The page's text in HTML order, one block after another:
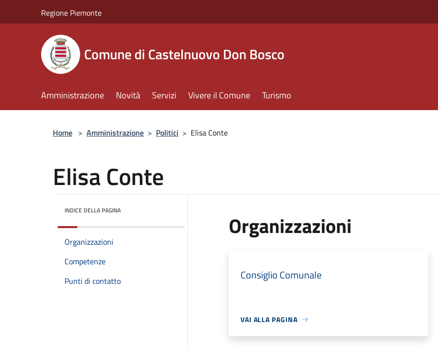
Regione Piemonte
Comune di Castelnuovo Don Bosco
Amministrazione Novità Servizi Vivere il Comune Turismo
Home > Amministrazione > Politici > Elisa Conte
Elisa Conte
INDICE DELLA PAGINA
Organizzazioni
Competenze
Punti di contatto
Organizzazioni
Consiglio Comunale
VAI ALLA PAGINA